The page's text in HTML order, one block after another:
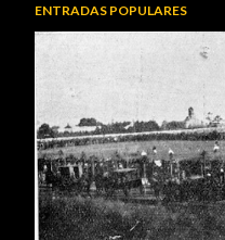
ENTRADAS POPULARES